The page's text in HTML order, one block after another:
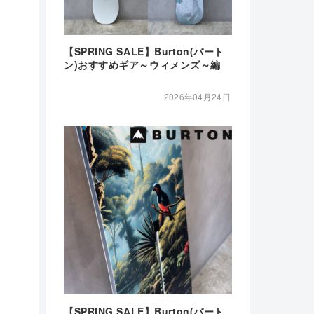
【SPRING SALE】Burton(バート
ン)おすすめギア～ウィメンズ～編
2026年04月24日
【SPRING SALE】Burton(バート